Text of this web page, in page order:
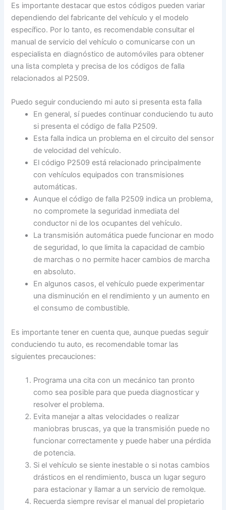
Es importante destacar que estos códigos pueden variar
dependiendo del fabricante del vehículo y el modelo
específico. Por lo tanto, es recomendable consultar el
manual de servicio del vehículo o comunicarse con un
especialista en diagnóstico de automóviles para obtener
una lista completa y precisa de los códigos de falla
relacionados al P2509.
Puedo seguir conduciendo mi auto si presenta esta falla
En general, sí puedes continuar conduciendo tu auto
si presenta el código de falla P2509.
Esta falla indica un problema en el circuito del sensor
de velocidad del vehículo.
El código P2509 está relacionado principalmente
con vehículos equipados con transmisiones
automáticas.
Aunque el código de falla P2509 indica un problema,
no compromete la seguridad inmediata del
conductor ni de los ocupantes del vehículo.
La transmisión automática puede funcionar en modo
de seguridad, lo que limita la capacidad de cambio
de marchas o no permite hacer cambios de marcha
en absoluto.
En algunos casos, el vehículo puede experimentar
una disminución en el rendimiento y un aumento en
el consumo de combustible.
Es importante tener en cuenta que, aunque puedas seguir
conduciendo tu auto, es recomendable tomar las
siguientes precauciones:
Programa una cita con un mecánico tan pronto
como sea posible para que pueda diagnosticar y
resolver el problema.
Evita manejar a altas velocidades o realizar
maniobras bruscas, ya que la transmisión puede no
funcionar correctamente y puede haber una pérdida
de potencia.
Si el vehículo se siente inestable o si notas cambios
drásticos en el rendimiento, busca un lugar seguro
para estacionar y llamar a un servicio de remolque.
Recuerda siempre revisar el manual del propietario